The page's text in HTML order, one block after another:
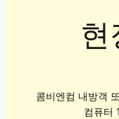
현
콤비엔컴 내방객
컴퓨터